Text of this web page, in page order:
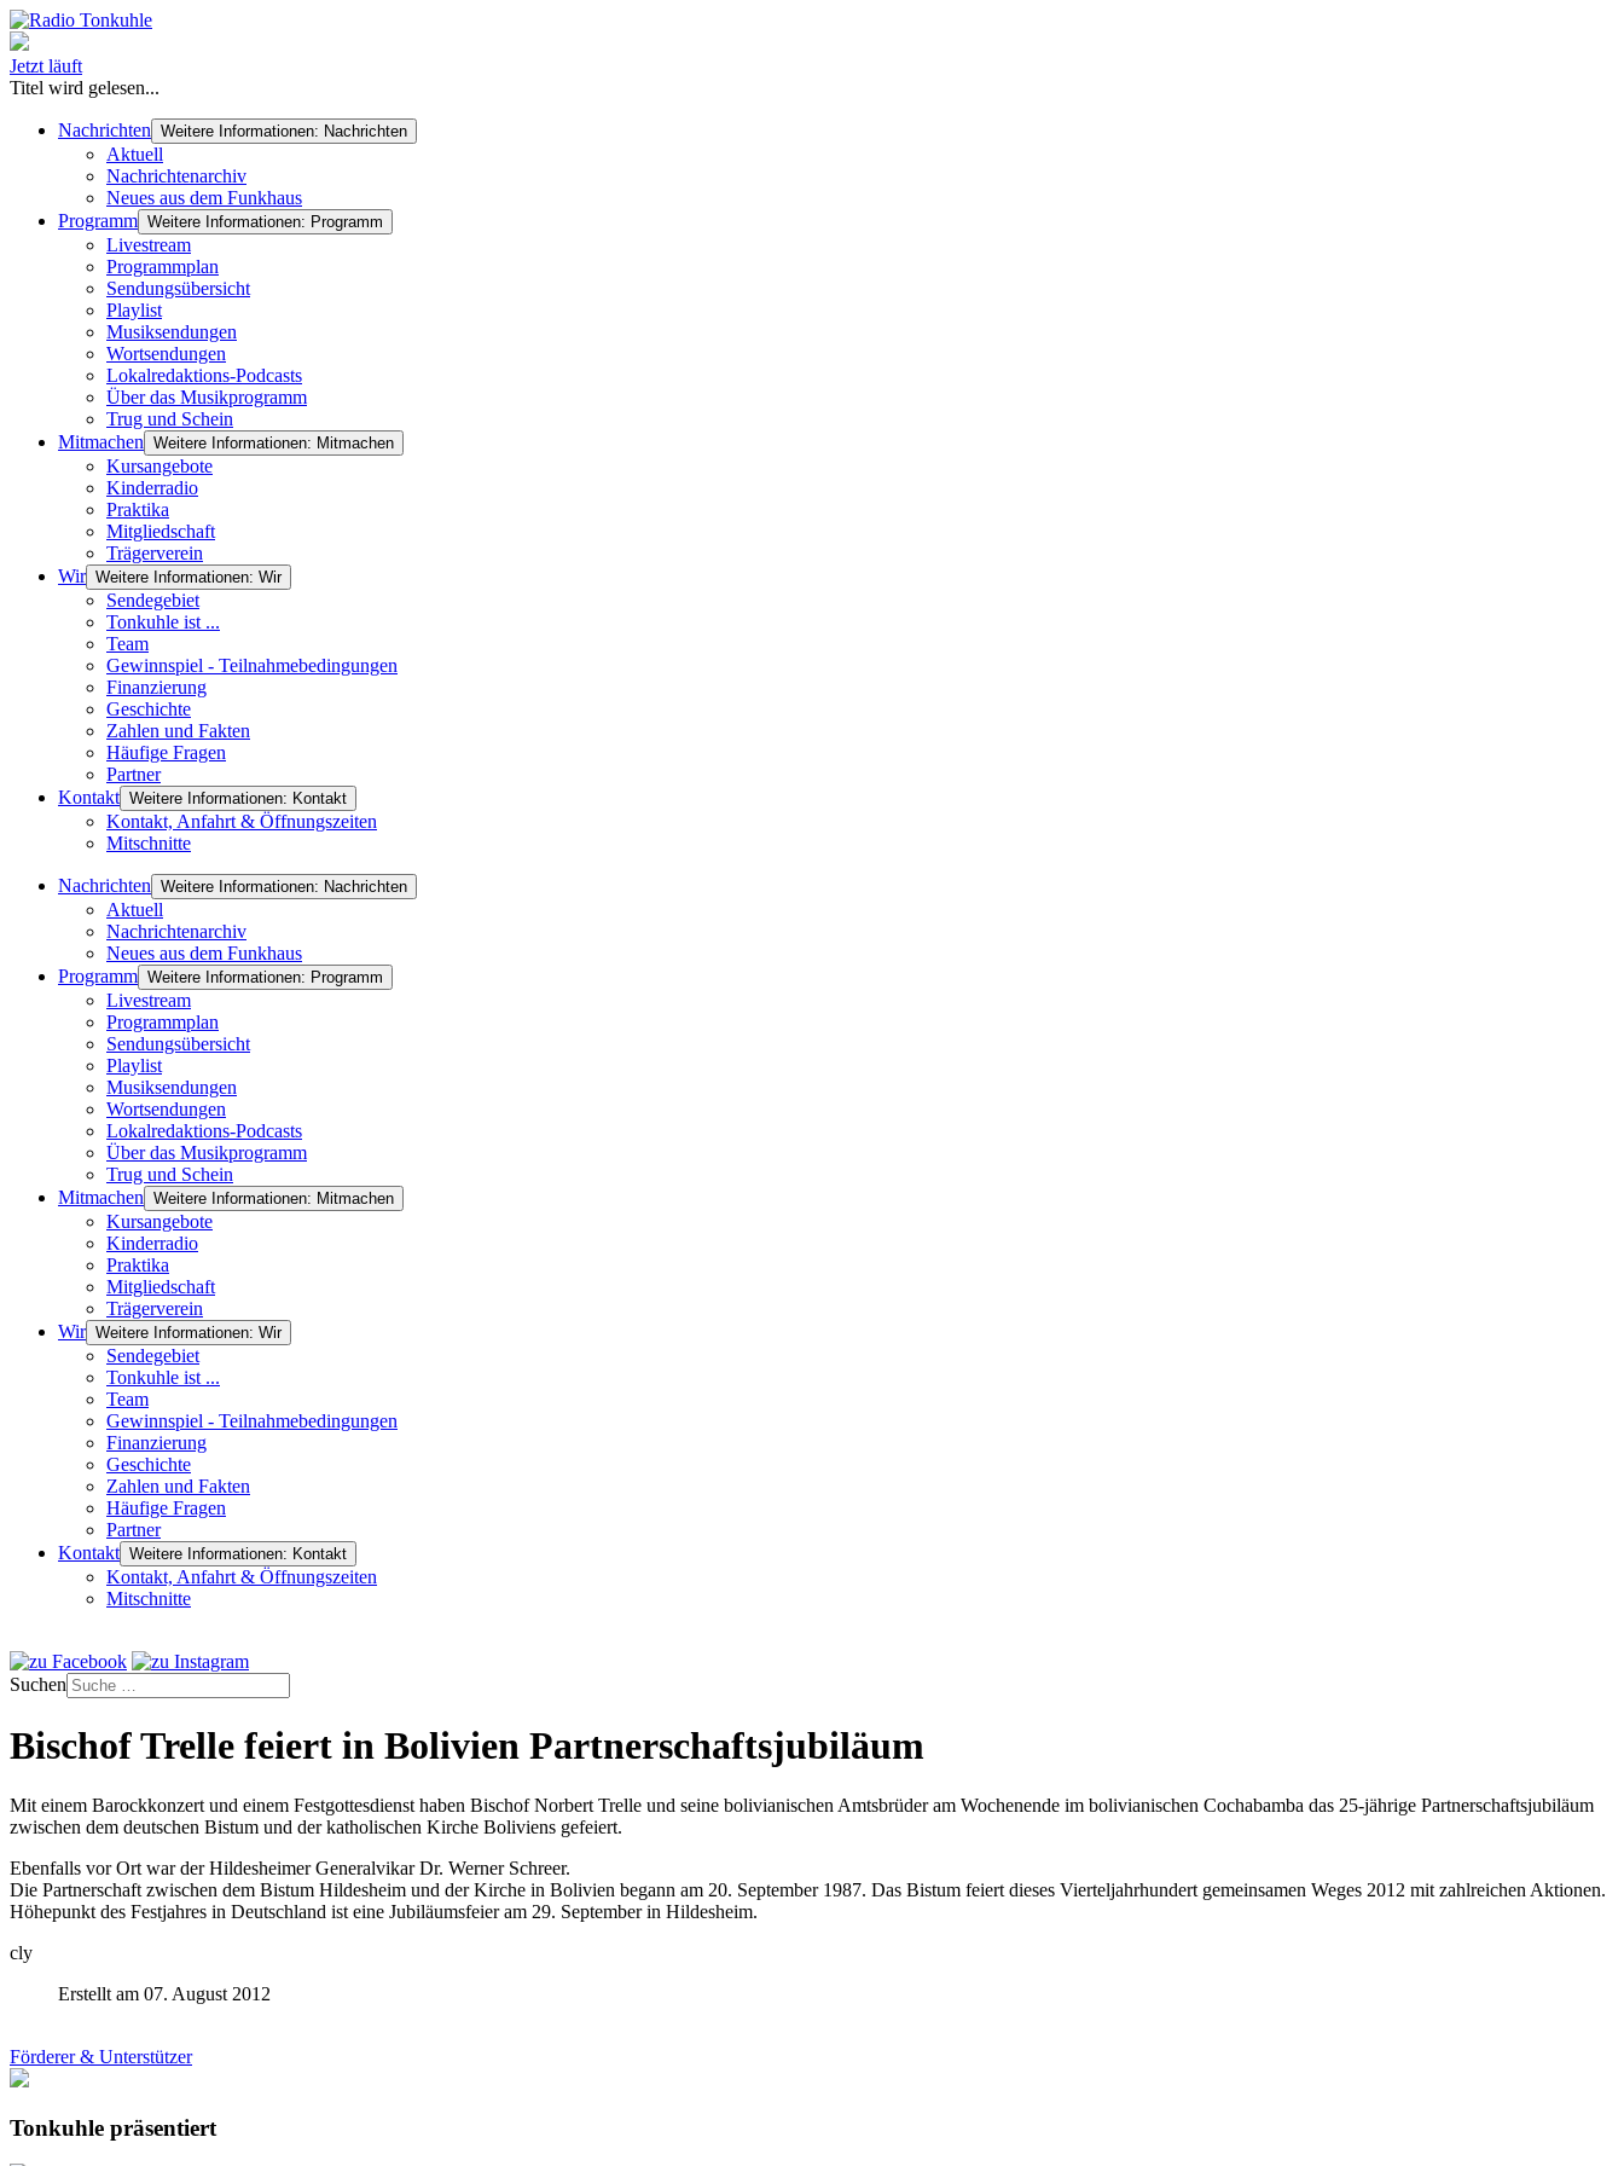
Jetzt läuft
Titel wird gelesen...
Nachrichten Weitere Informationen: Nachrichten
Aktuell
Nachrichtenarchiv
Neues aus dem Funkhaus
Programm Weitere Informationen: Programm
Livestream
Programmplan
Sendungsübersicht
Playlist
Musiksendungen
Wortsendungen
Lokalredaktions-Podcasts
Über das Musikprogramm
Trug und Schein
Mitmachen Weitere Informationen: Mitmachen
Kursangebote
Kinderradio
Praktika
Mitgliedschaft
Trägerverein
Wir Weitere Informationen: Wir
Sendegebiet
Tonkuhle ist ...
Team
Gewinnspiel - Teilnahmebedingungen
Finanzierung
Geschichte
Zahlen und Fakten
Häufige Fragen
Partner
Kontakt Weitere Informationen: Kontakt
Kontakt, Anfahrt & Öffnungszeiten
Mitschnitte
Nachrichten Weitere Informationen: Nachrichten
Aktuell
Nachrichtenarchiv
Neues aus dem Funkhaus
Programm Weitere Informationen: Programm
Livestream
Programmplan
Sendungsübersicht
Playlist
Musiksendungen
Wortsendungen
Lokalredaktions-Podcasts
Über das Musikprogramm
Trug und Schein
Mitmachen Weitere Informationen: Mitmachen
Kursangebote
Kinderradio
Praktika
Mitgliedschaft
Trägerverein
Wir Weitere Informationen: Wir
Sendegebiet
Tonkuhle ist ...
Team
Gewinnspiel - Teilnahmebedingungen
Finanzierung
Geschichte
Zahlen und Fakten
Häufige Fragen
Partner
Kontakt Weitere Informationen: Kontakt
Kontakt, Anfahrt & Öffnungszeiten
Mitschnitte
Suchen
Bischof Trelle feiert in Bolivien Partnerschaftsjubiläum
Mit einem Barockkonzert und einem Festgottesdienst haben Bischof Norbert Trelle und seine bolivianischen Amtsbrüder am Wochenende im bolivianischen Cochabamba das 25-jährige Partnerschaftsjubiläum
zwischen dem deutschen Bistum und der katholischen Kirche Boliviens gefeiert.
Ebenfalls vor Ort war der Hildesheimer Generalvikar Dr. Werner Schreer.
Die Partnerschaft zwischen dem Bistum Hildesheim und der Kirche in Bolivien begann am 20. September 1987. Das Bistum feiert dieses Vierteljahrhundert gemeinsamen Weges 2012 mit zahlreichen Aktionen.
Höhepunkt des Festjahres in Deutschland ist eine Jubiläumsfeier am 29. September in Hildesheim.
cly
Erstellt am 07. August 2012
Förderer & Unterstützer
Tonkuhle präsentiert